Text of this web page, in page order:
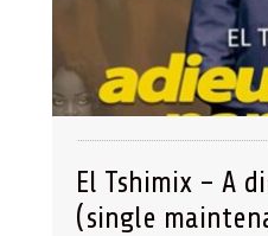
El Tshimix – A
(single